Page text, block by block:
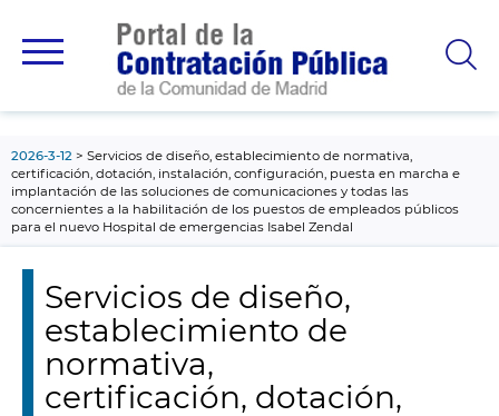
principal
2026-3-12
Servicios de diseño, establecimiento de normativa,
certificación, dotación, instalación, configuración, puesta en marcha e
implantación de las soluciones de comunicaciones y todas las
concernientes a la habilitación de los puestos de empleados públicos
para el nuevo Hospital de emergencias Isabel Zendal
Servicios de diseño,
establecimiento de
normativa,
certificación, dotación,